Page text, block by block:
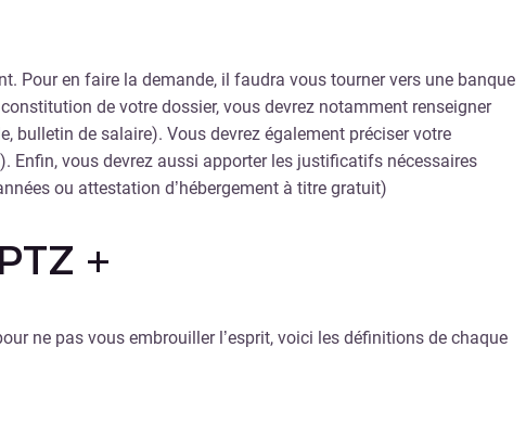
Pour en faire la demande, il faudra vous tourner vers une banque
de votre dossier, vous devrez notamment renseigner
bulletin de salaire). Vous devrez également préciser votre
Enfin, vous devrez aussi apporter les justificatifs nécessaires
ou attestation d’hébergement à titre gratuit)
+
ne pas vous embrouiller l’esprit, voici les définitions de chaque